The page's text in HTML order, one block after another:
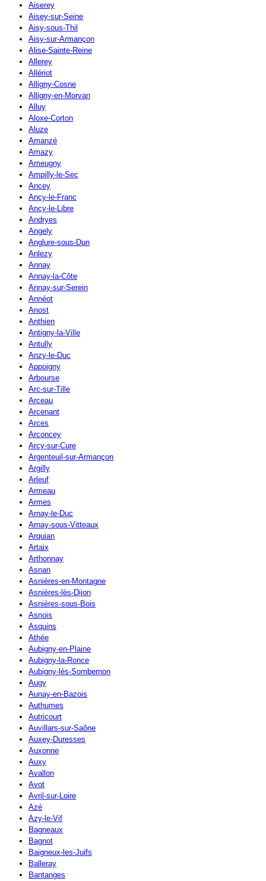
Aiserey
Aisey-sur-Seine
Aisy-sous-Thil
Aisy-sur-Armançon
Alise-Sainte-Reine
Allerey
Allériot
Alligny-Cosne
Alligny-en-Morvan
Alluy
Aloxe-Corton
Aluze
Amanzé
Amazy
Ameugny
Ampilly-le-Sec
Ancey
Ancy-le-Franc
Ancy-le-Libre
Andryes
Angely
Anglure-sous-Dun
Anlezy
Annay
Annay-la-Côte
Annay-sur-Serein
Annéot
Anost
Anthien
Antigny-la-Ville
Antully
Anzy-le-Duc
Appoigny
Arbourse
Arc-sur-Tille
Arceau
Arcenant
Arces
Arconcey
Arcy-sur-Cure
Argenteuil-sur-Armançon
Argilly
Arleuf
Armeau
Armes
Arnay-le-Duc
Arnay-sous-Vitteaux
Arquian
Artaix
Arthonnay
Asnan
Asnières-en-Montagne
Asnières-lès-Dijon
Asnières-sous-Bois
Asnois
Asquins
Athée
Aubigny-en-Plaine
Aubigny-la-Ronce
Aubigny-lès-Sombernon
Augy
Aunay-en-Bazois
Authumes
Autricourt
Auvillars-sur-Saône
Auxey-Duresses
Auxonne
Auxy
Avallon
Avot
Avril-sur-Loire
Azé
Azy-le-Vif
Bagneaux
Bagnot
Baigneux-les-Juifs
Balleray
Bantanges